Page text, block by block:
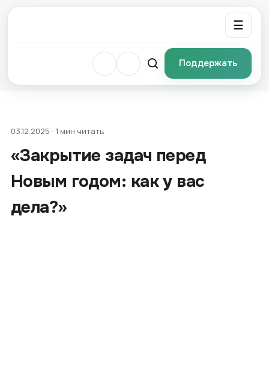
☰
Поддержать
03.12.2025 · 1 мин читать
«Закрытие задач перед
Новым годом: как у вас
дела?»